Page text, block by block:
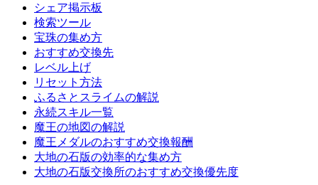
シェア掲示板
検索ツール
宝珠の集め方
おすすめ交換先
レベル上げ
リセット方法
ふるさとスライムの解説
永続スキル一覧
魔王の地図の解説
魔王メダルのおすすめ交換報酬
大地の石版の効率的な集め方
大地の石版交換所のおすすめ交換優先度